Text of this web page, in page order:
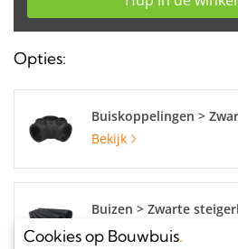
Opties:
Buiskoppelingen >
Bekijk
Buizen > Zwarte
Bekijk
Cookies op Bouwbuis.